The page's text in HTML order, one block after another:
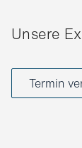
Unsere
Termin